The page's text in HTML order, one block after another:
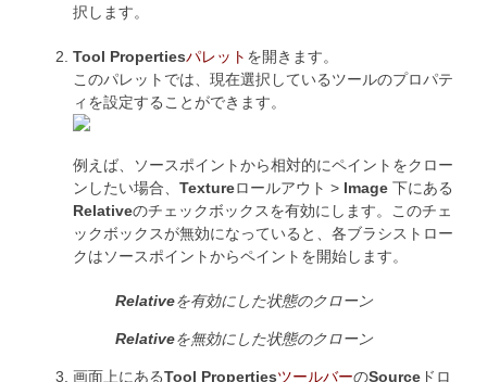
択します。
Tool Propertiesパレット を開きます。
このパレットでは、現在選択しているツールのプロパテ
ィを設定することができます。
例えば、ソースポイントから相対的にペイントをクロー
ンしたい場合、 Textureロールアウト > Image 下にある
Relativeのチェックボックスを有効にします。このチェ
ックボックスが無効になっていると、各ブラシストロー
クはソースポイントからペイントを開始します。
Relativeを有効にした状態のクローン
Relativeを無効にした状態のクローン
画面上にあるTool PropertiesツールバーのSource ドロ